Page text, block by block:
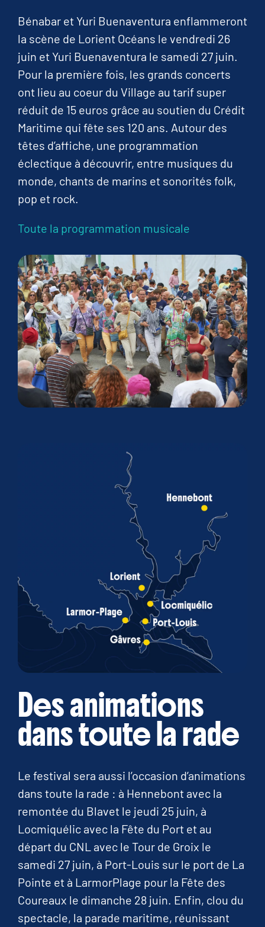
Bénabar et Yuri Buenaventura enflammeront
la scène de Lorient Océans le vendredi 26
juin et Yuri Buenaventura le samedi 27 juin.
Pour la première fois, les grands concerts
ont lieu au coeur du Village au tarif super
réduit de 15 euros grâce au soutien du Crédit
Maritime qui fête ses 120 ans. Autour des
têtes d’affiche, une programmation
éclectique à découvrir, entre musiques du
monde, chants de marins et sonorités folk,
pop et rock.
Toute la programmation musicale
Des animations
dans toute la rade
Le festival sera aussi l’occasion d’animations
dans toute la rade : à Hennebont avec la
remontée du Blavet le jeudi 25 juin, à
Locmiquélic avec la Fête du Port et au
départ du CNL avec le Tour de Groix le
samedi 27 juin, à Port-Louis sur le port de La
Pointe et à LarmorPlage pour la Fête des
Coureaux le dimanche 28 juin. Enfin, clou du
spectacle, la parade maritime, réunissant